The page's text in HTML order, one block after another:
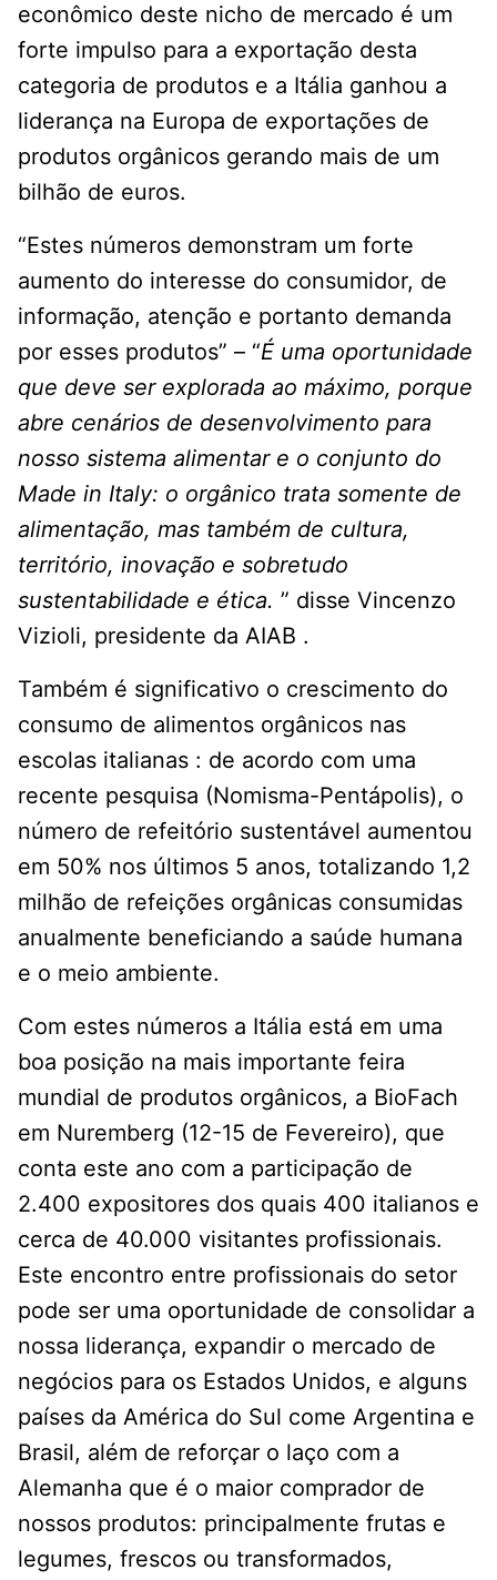
econômico deste nicho de mercado é um
forte impulso para a exportação desta
categoria de produtos e a Itália ganhou a
liderança na Europa de exportações de
produtos orgânicos gerando mais de um
bilhão de euros.
“Estes números demonstram um forte
aumento do interesse do consumidor, de
informação, atenção e portanto demanda
por esses produtos” – “É uma oportunidade
que deve ser explorada ao máximo, porque
abre cenários de desenvolvimento para
nosso sistema alimentar e o conjunto do
Made in Italy: o orgânico trata somente de
alimentação, mas também de cultura,
território, inovação e sobretudo
sustentabilidade e ética. ” disse Vincenzo
Vizioli, presidente da AIAB .
Também é significativo o crescimento do
consumo de alimentos orgânicos nas
escolas italianas : de acordo com uma
recente pesquisa (Nomisma-Pentápolis), o
número de refeitório sustentável aumentou
em 50% nos últimos 5 anos, totalizando 1,2
milhão de refeições orgânicas consumidas
anualmente beneficiando a saúde humana
e o meio ambiente.
Com estes números a Itália está em uma
boa posição na mais importante feira
mundial de produtos orgânicos, a BioFach
em Nuremberg (12-15 de Fevereiro), que
conta este ano com a participação de
2.400 expositores dos quais 400 italianos e
cerca de 40.000 visitantes profissionais.
Este encontro entre profissionais do setor
pode ser uma oportunidade de consolidar a
nossa liderança, expandir o mercado de
negócios para os Estados Unidos, e alguns
países da América do Sul come Argentina e
Brasil, além de reforçar o laço com a
Alemanha que é o maior comprador de
nossos produtos: principalmente frutas e
legumes, frescos ou transformados,